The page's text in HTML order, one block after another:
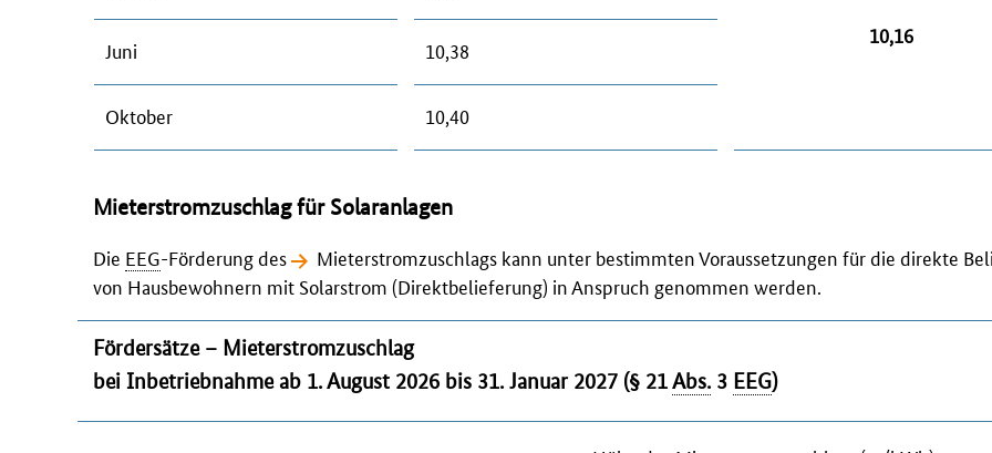
10,16
Juni 10,38
Oktober 10,40
Mieterstromzuschlag für Solaranlagen
Die EEG-Förderung des Mieterstromzuschlags kann unter bestimmten Voraussetzungen für die direkte
von Hausbewohnern mit Solarstrom (Direktbelieferung) in Anspruch genommen werden.
Fördersätze – Mieterstromzuschlag
bei Inbetriebnahme ab 1. August 2026 bis 31. Januar 2027 (§ 21Abs. 3 EEG)